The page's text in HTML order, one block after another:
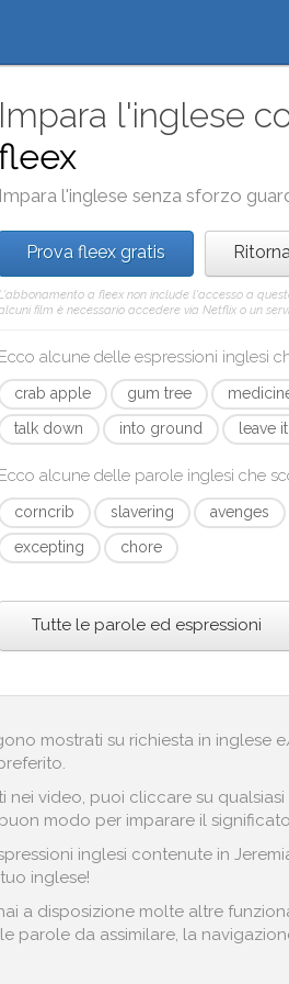
Impara l'inglese
Impara l'inglese senza sforzo
Prova fleex gratis
a fleex non include l'accesso a
film è necessario accedere via Netflix o un
Ecco alcune delle espressioni inglesi
crab apple gum tree
talk down
into ground leave
Ecco alcune delle parole inglesi che
corncrib slavering avenges
excepting
chore
Tutte le parole ed espressioni
mostrati su richiesta in
nei video, puoi cliccare su
modo per imparare il
inglesi contenute in
inglese!
a disposizione molte altre
parole da assimilare, la